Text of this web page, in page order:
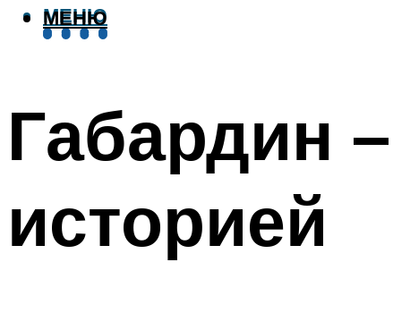
МЕНЮ
МЕНЮ
Габардин
историей